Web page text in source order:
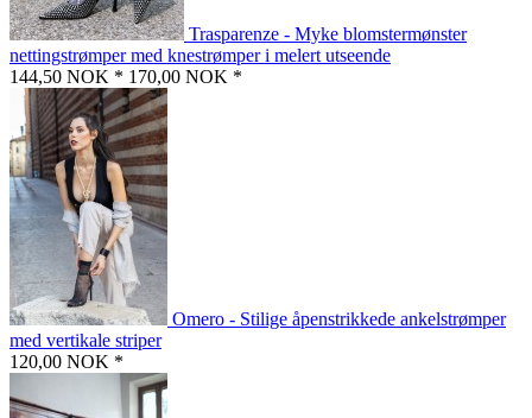
Trasparenze - Myke blomstermønster
nettingstrømper med knestrømper i melert utseende
144,50 NOK * 170,00 NOK *
Omero - Stilige åpenstrikkede ankelstrømper
med vertikale striper
120,00 NOK *